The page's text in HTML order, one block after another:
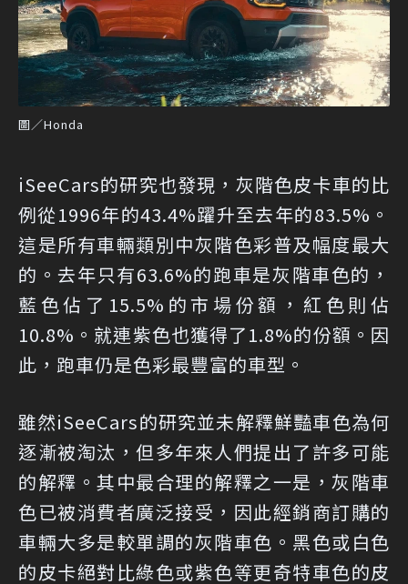
圖／Honda
iSeeCars的研究也發現，灰階色皮卡車的比
例從1996年的43.4%躍升至去年的83.5%。
這是所有車輛類別中灰階色彩普及幅度最大
的。去年只有63.6%的跑車是灰階車色的，
藍色佔了15.5%的市場份額，紅色則佔
10.8%。就連紫色也獲得了1.8%的份額。因
此，跑車仍是色彩最豐富的車型。
雖然iSeeCars的研究並未解釋鮮豔車色為何
逐漸被淘汰，但多年來人們提出了許多可能
的解釋。其中最合理的解釋之一是，灰階車
色已被消費者廣泛接受，因此經銷商訂購的
車輛大多是較單調的灰階車色。黑色或白色
的皮卡絕對比綠色或紫色等更奇特車色的皮